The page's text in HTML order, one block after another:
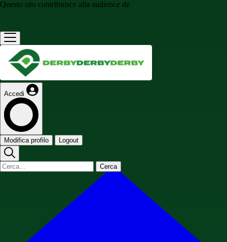
Questo sito contribuisce alla audience de
Accedi
Modifica profilo Logout
Cerca